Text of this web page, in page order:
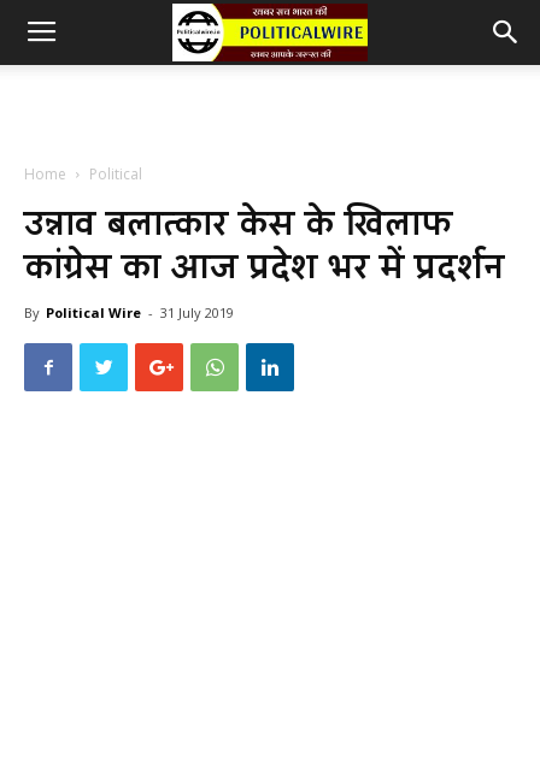
Home Political
उन्नाव बलात्कार केस के खिलाफ
कांग्रेस का आज प्रदेश भर में प्रदर्शन
By Political Wire - 31 July 2019